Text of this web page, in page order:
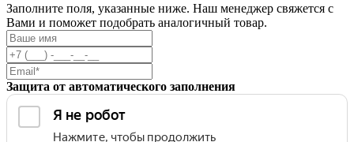
Заполните поля, указанные ниже. Наш менеджер свяжется с
Вами и поможет подобрать аналогичный товар.
Защита от автоматического заполнения